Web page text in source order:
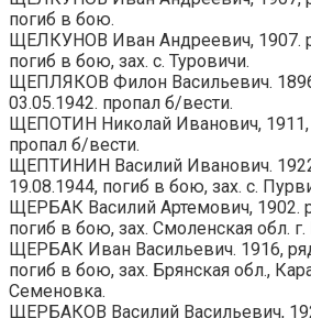
погиб в бою.
ЩЕЛКУНОВ Иван Андреевич, 1907.
погиб в бою, зах. с. Туровичи.
ЩЕПЛЯКОВ Филон Васильевич.
03.05.1942. пропал б/вести.
ЩЕПОТИН Николай Иванович, 1911,
пропал б/вести.
ЩЕПТИНИН Василий Иванович.
19.08.1944, погиб в бою, зах. с.
ЩЕРБАК Василий Артемович, 1902.
погиб в бою, зах. Смоленская обл.
ЩЕРБАК Иван Васильевич. 1916,
погиб в бою, зах. Брянская обл.,
Семеновка.
ЩЕРБАКОВ Василий Васильевич,